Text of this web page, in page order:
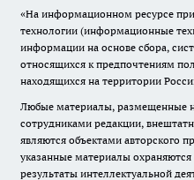
«На информационном ресурсе
технологии (информационные
информации на основе сбора,
относящихся к предпочтениям
находящихся на территории
Любые материалы, размещенные
сотрудниками редакции,
являются объектами авторского
указанные материалы
результаты интеллектуальной